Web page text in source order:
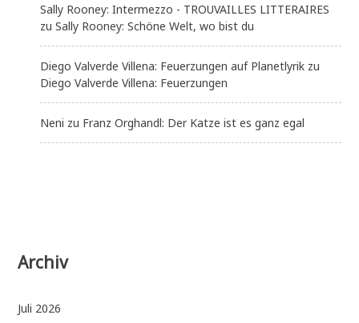
Sally Rooney: Intermezzo - TROUVAILLES LITTERAIRES
zuSally Rooney: Schöne Welt, wo bist du
Diego Valverde Villena: Feuerzungen auf Planetlyrik zu
Diego Valverde Villena: Feuerzungen
Neni zu Franz Orghandl: Der Katze ist es ganz egal
Archiv
Juli 2026